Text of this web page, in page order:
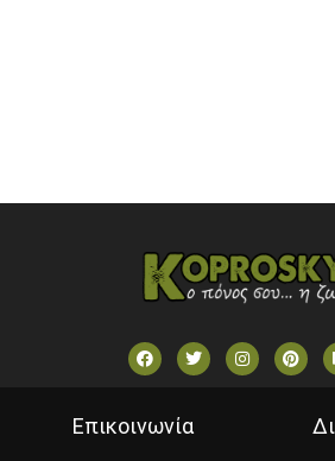
Επικοινωνία